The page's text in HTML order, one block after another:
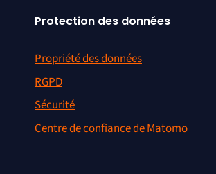
Protection des données
Propriété des données
RGPD
Sécurité
Centre de confiance de Matomo